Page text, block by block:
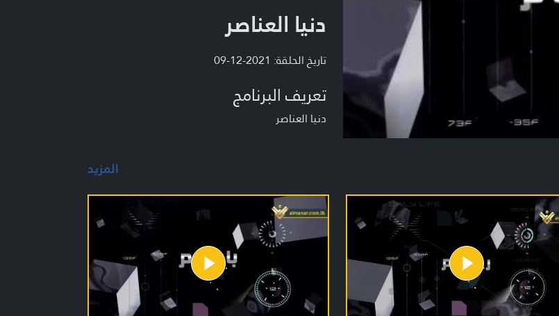
دنيا العناصر
تاريخ الحلقة: 2021-12-09
تعريف البرنامج
دنيا العناصر
المزيد